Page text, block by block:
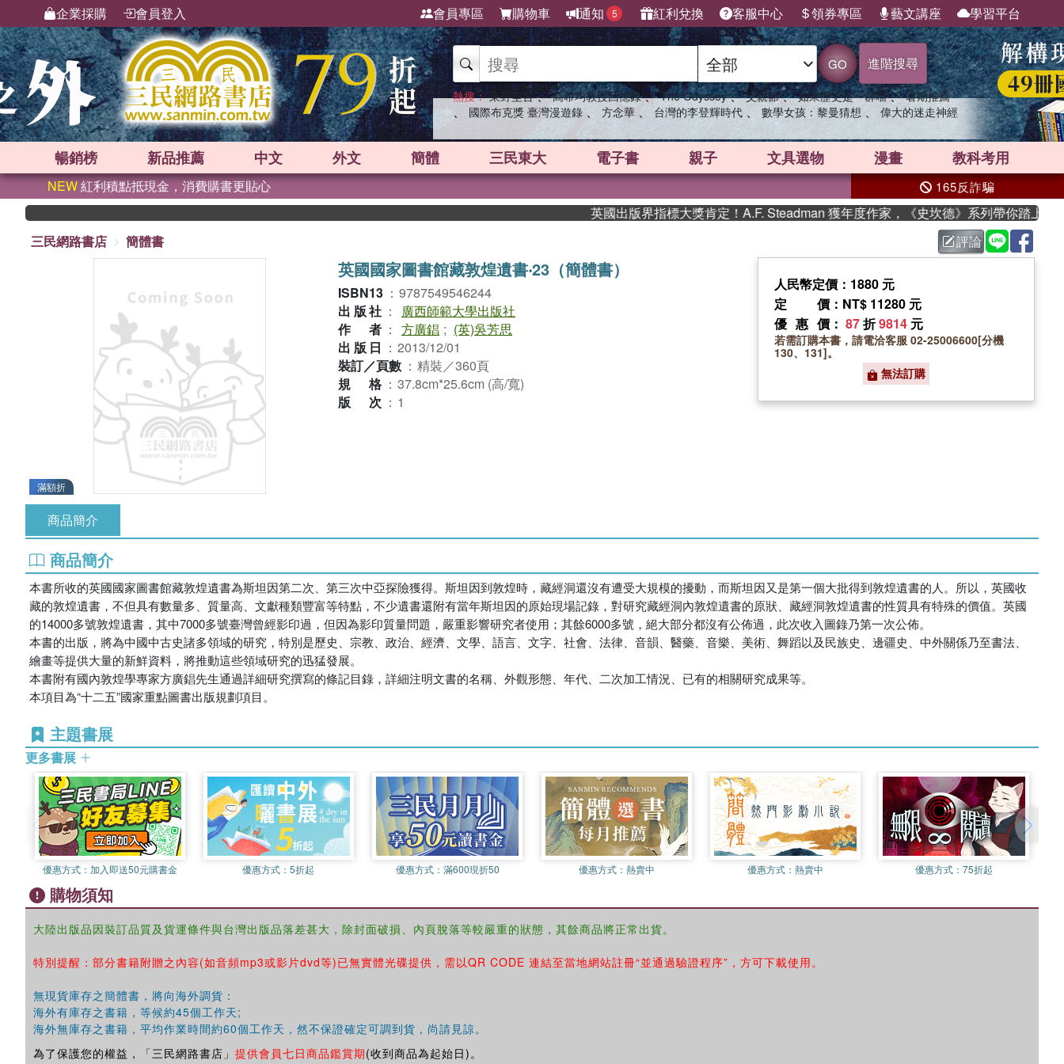
企業採購 會員登入 會員專區 購物車 通知 5 紅利兌換 客服中心 領券專區 藝文講座 學習平台
GO 進階搜尋
熱搜： 東野圭吾 、 高希均教授回憶錄 、 The Odyssey 、 父親節 、 如果歷史是一群喵 、 暑期推薦
、 國際布克獎 臺灣漫遊錄 、 方念華 、 台灣的李登輝時代 、 數學女孩：黎曼猜想 、 偉大的迷走神經
暢銷榜 新品推薦 中文 外文 簡體 三民東大 電子書 親子 文具選物 漫畫 教科考用
NEW紅利積點抵現金，消費購書更貼心 165反詐騙
英國出版界指標大獎肯定！A.F. Steadman 獲年度作家，《史坎德》系列帶你踏上熱血奇
三民網路書店
簡體書 評論
滿額折
英國國家圖書館藏敦煌遺書‧23（簡體書）
ISBN13 ： 9787549546244
出版社 ：
廣西師範大學出版社
作者 ： 方廣錩 ; (英)吳芳思
出版日 ： 2013/12/01
裝訂／頁數 ： 精裝／360頁
規格 ： 37.8cm*25.6cm (高/寬)
版次 ： 1
人民幣定價：1880 元
定價 ：NT$ 11280 元
優惠價 ： 87折9814 元
若需訂購本書，請電洽客服 02-25006600[分機
130、131]。
無法訂購
商品簡介
商品簡介
本書所收的英國國家圖書館藏敦煌遺書為斯坦因第二次、第三次中亞探險獲得。斯坦因到敦煌時，藏經洞還沒有遭受大規模的擾動，而斯坦因又是第一個大批得到敦煌遺書的人。所以，英國收
藏的敦煌遺書，不但具有數量多、質量高、文獻種類豐富等特點，不少遺書還附有當年斯坦因的原始現場記錄，對研究藏經洞內敦煌遺書的原狀、藏經洞敦煌遺書的性質具有特殊的價值。英國
的14000多號敦煌遺書，其中7000多號臺灣曾經影印過，但因為影印質量問題，嚴重影響研究者使用；其餘6000多號，絕大部分都沒有公佈過，此次收入圖錄乃第一次公佈。
本書的出版，將為中國中古史諸多領域的研究，特別是歷史、宗教、政治、經濟、文學、語言、文字、社會、法律、音韻、醫藥、音樂、美術、舞蹈以及民族史、邊疆史、中外關係乃至書法、
繪畫等提供大量的新鮮資料，將推動這些領域研究的迅猛發展。
本書附有國內敦煌學專家方廣錩先生通過詳細研究撰寫的條記目錄，詳細注明文書的名稱、外觀形態、年代、二次加工情況、已有的相關研究成果等。
本項目為“十二五”國家重點圖書出版規劃項目。
主題書展
更多書展
優惠方式： 加入即送50元購書金 優惠方式：5折起 優惠方式： 滿600現折50 優惠方式： 熱賣中 優惠方式： 熱賣中 優惠方式：75折起
購物須知
大陸出版品因裝訂品質及貨運條件與台灣出版品落差甚大，除封面破損、內頁脫落等較嚴重的狀態，其餘商品將正常出貨。
特別提醒：部分書籍附贈之內容(如音頻mp3或影片dvd等)已無實體光碟提供，需以QR CODE 連結至當地網站註冊“並通過驗證程序”，方可下載使用。
無現貨庫存之簡體書，將向海外調貨：
海外有庫存之書籍，等候約45個工作天;
海外無庫存之書籍，平均作業時間約60個工作天，然不保證確定可調到貨，尚請見諒。
為了保護您的權益，「三民網路書店」 提供會員七日商品鑑賞期(收到商品為起始日)。